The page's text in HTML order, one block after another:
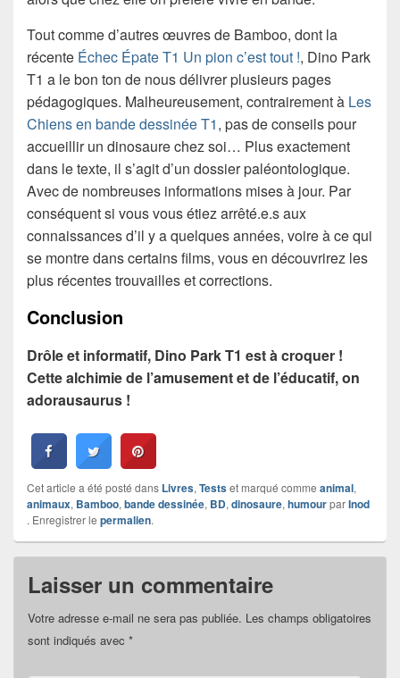
Tout comme d’autres œuvres de Bamboo, dont la
récente Échec Épate T1 Un pion c’est tout !, Dino Park
T1 a le bon ton de nous délivrer plusieurs pages
pédagogiques. Malheureusement, contrairement à Les
Chiens en bande dessinée T1, pas de conseils pour
accueillir un dinosaure chez soi… Plus exactement
dans le texte, il s’agit d’un dossier paléontologique.
Avec de nombreuses informations mises à jour. Par
conséquent si vous vous étiez arrêté.e.s aux
connaissances d’il y a quelques années, voire à ce qui
se montre dans certains films, vous en découvrirez les
plus récentes trouvailles et corrections.
Conclusion
Drôle et informatif, Dino Park T1 est à croquer !
Cette alchimie de l’amusement et de l’éducatif, on
adorausaurus !
Cet article a été posté dans Livres,Testset marqué comme animal,
animaux, Bamboo,bande dessinée, BD,dinosaure,humourparInod
. Enregistrer le permalien.
Laisser un commentaire
Votre adresse e-mail ne sera pas publiée. Les champs obligatoires
sont indiqués avec *